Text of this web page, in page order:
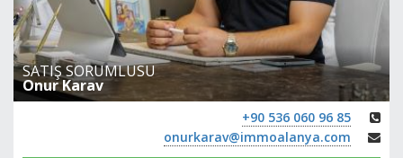
SATIŞ SORUMLUSU
Onur Karav
+90 536 060 96 85
onurkarav@immoalanya.com